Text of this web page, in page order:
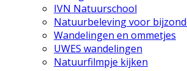
IVN Natuurschool
Natuurbeleving voor
Wandelingen en ommetjes
UWES wandelingen
Natuurfilmpje kijken